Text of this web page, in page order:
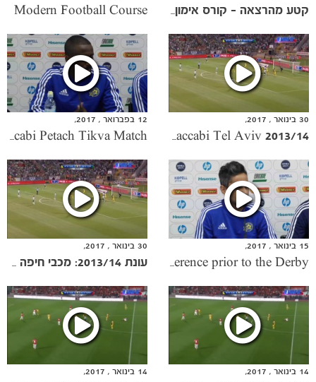
הקבוצות
Modern Football Course
קטע מהרצאה - קורס אימון מודרני
12 בפברואר , 2017,
Eli Dasa prior to the Maccabi Petach Tikva Match
30 בינואר , 2017,
2013/14 Season: Maccabi Haifa 0:3 Maccabi Tel Aviv
30 בינואר , 2017,
עונת 2013/14: מכבי חיפה - מכבי ת"א 3:0
15 בינואר , 2017,
Barak Itzhaki press conference prior to the Derby
14 בינואר , 2017,
14 בינואר , 2017,